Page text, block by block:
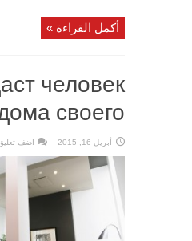
أكمل القراءة »
человек
своего
أبريل 16, 2015 اضف تعليق